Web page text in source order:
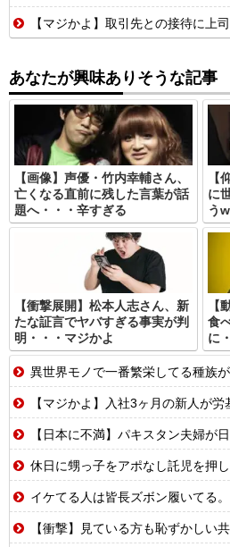
【マジかよ】取引先との接待に上司が乱入し「10億の案件俺がもらったw残念だった
あなたが興味ありそうな記事
【画像】声優・竹内幸輔さん、
亡くなる直前に残した言葉が話
題へ・・・辛すぎる
【
に
うw
【衝撃展開】松本人志さん、新
たな証言でヤバすぎる事実が判
明・・・マジかよ
【
食
に
異世界モノで一番繁栄してる種族
【マジかよ】入社3ヶ月の新人が労基を連れて来て「90連勤させられました
【日本に不満】パキスタン夫婦が日本で出産準備
休日に甥っ子をアポなし託児を押し付けてきた兄嫁！「テレビでも見せといてw」と言うので『Gガンダ
イケてる人は皆長ズボン履いてる。暑い中でも我慢して長ズボ
【衝撃】見ている方も恥ずかしい